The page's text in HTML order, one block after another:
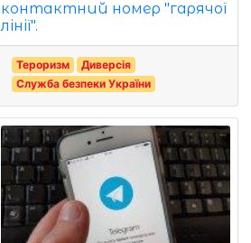
контактний номер "гарячої
лінії".
Тероризм
Диверсія
Служба безпеки України